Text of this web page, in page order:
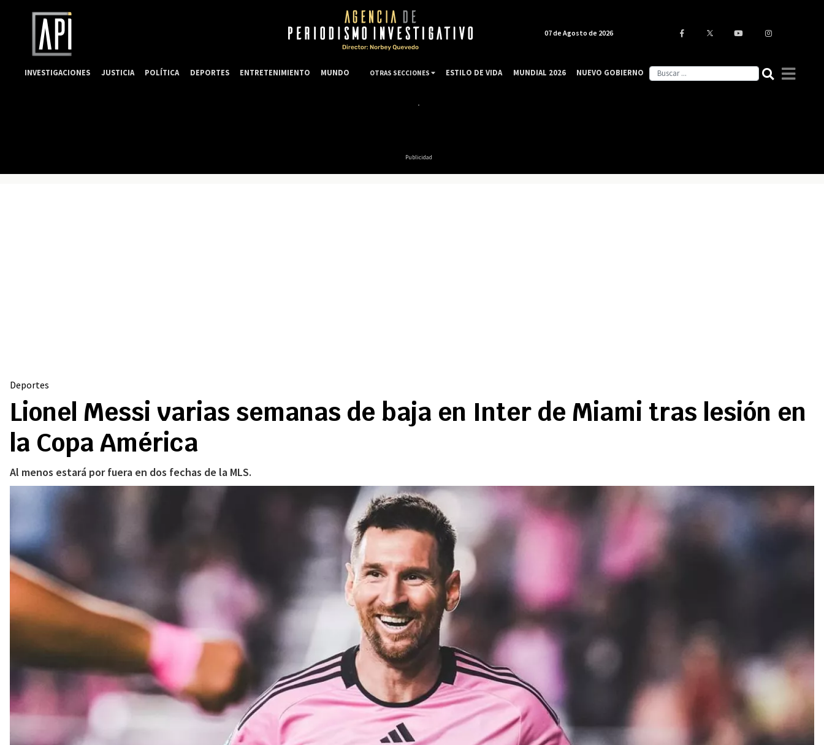
Publicidad
Deportes
Lionel Messi varias semanas de baja en Inter de Miami tras lesión en
la Copa América
Al menos estará por fuera en dos fechas de la MLS.
07 de Agosto de 2026
INVESTIGACIONES JUSTICIA POLÍTICA DEPORTES ENTRETENIMIENTO MUNDO OTRAS SECCIONES ESTILO DE VIDA MUNDIAL 2026 NUEVO GOBIERNO